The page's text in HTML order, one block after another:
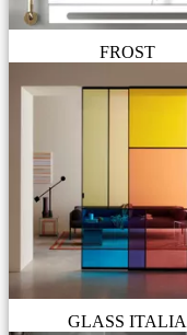
FROST
GLASS ITALIA